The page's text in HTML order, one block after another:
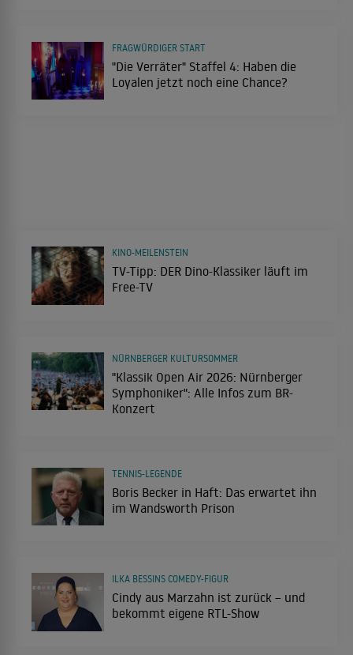
"Die Verräter" Staffel 4: Haben die
Loyalen jetzt noch eine Chance?
FRAGWÜRDIGER START
TV-Tipp: DER Dino-Klassiker läuft im
Free-TV
KINO-MEILENSTEIN
"Klassik Open Air 2026: Nürnberger
Symphoniker": Alle Infos zum BR-
Konzert
NÜRNBERGER KULTURSOMMER
Boris Becker in Haft: Das erwartet ihn
im Wandsworth Prison
TENNIS-LEGENDE
Cindy aus Marzahn ist zurück – und
bekommt eigene RTL-Show
ILKA BESSINS COMEDY-FIGUR